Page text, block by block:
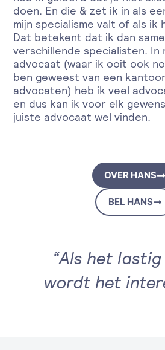
doen. En die & zet ik in als
mijn specialisme valt of als ik
Dat betekent dat ik dan
verschillende specialisten. In
advocaat (waar ik ooit ook
ben geweest van een
advocaten) heb ik veel
en dus kan ik voor elk
juiste advocaat wel vinden.
OVER HANS
BEL HANS
“Als het
wordt het